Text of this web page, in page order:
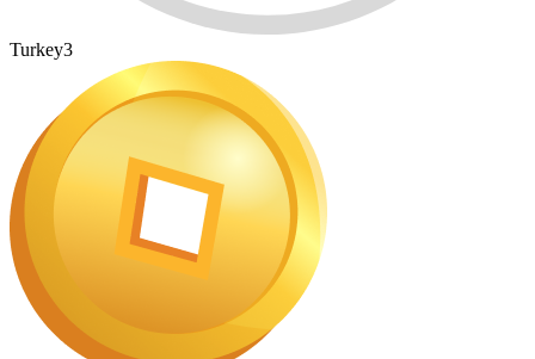
Turkey3